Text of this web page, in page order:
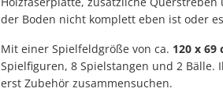
der Boden nicht komplett eben ist oder
Mit einer Spielfeldgröße von ca. 120 x 69
Spielfiguren, 8 Spielstangen und 2
erst Zubehör zusammensuchen.